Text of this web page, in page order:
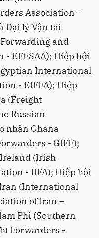
Association -
Đại lý Vận tải
and
- EFFSAA); Hiệp hội
International
- EIFFA); Hiệp
(Freight
Russian
nhận Ghana
- GIFF);
(Irish
- IIFA); Hiệp hội
Iran (International
of Iran –
Phi (Southern
Forwarders -